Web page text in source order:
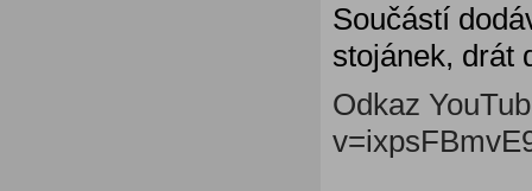
Součástí
stojánek, drát
Odkaz